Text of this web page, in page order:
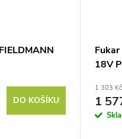
DO KOŠÍKU
18V
1 303
1